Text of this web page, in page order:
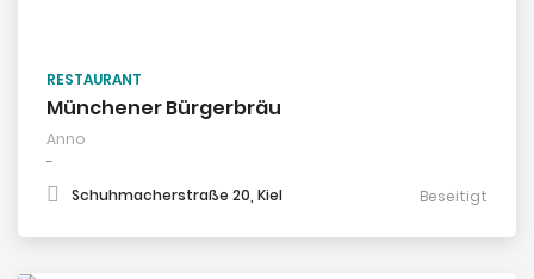
RESTAURANT
Münchener Bürgerbräu
Anno
-
Schuhmacherstraße 20, Kiel
Beseitigt